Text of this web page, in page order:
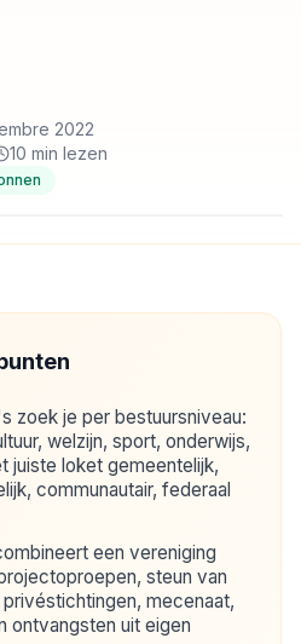
2022
10 min lezen
zoek je per bestuursniveau:
welzijn, sport, onderwijs,
juiste loket gemeentelijk,
communautair, federaal
een vereniging
steun van
mecenaat,
ontvangsten uit eigen